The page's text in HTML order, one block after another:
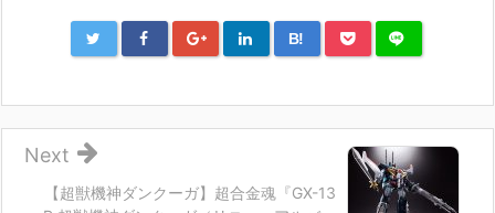
B!
【超獣機神ダンクーガ】超合金魂『GX-13
Next